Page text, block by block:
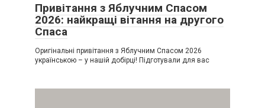
Привітання з Яблучним Спасом
2026: найкращі вітання на другого
Спаса
Оригінальні привітання з Яблучним Спасом 2026
українською – у нашій добірці! Підготували для вас